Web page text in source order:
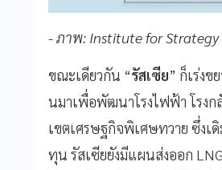
- ภาพ: Institute for Strategy
ขณะเดียวกัน “รัสเซีย” ก็เร่ง
นมาเพื่อพัฒนาโรงไฟฟ้า โรงก
เขตเศรษฐกิจพิเศษทวาย ซึ่ง
ทุน รัสเซียยังมีแผนส่งออก